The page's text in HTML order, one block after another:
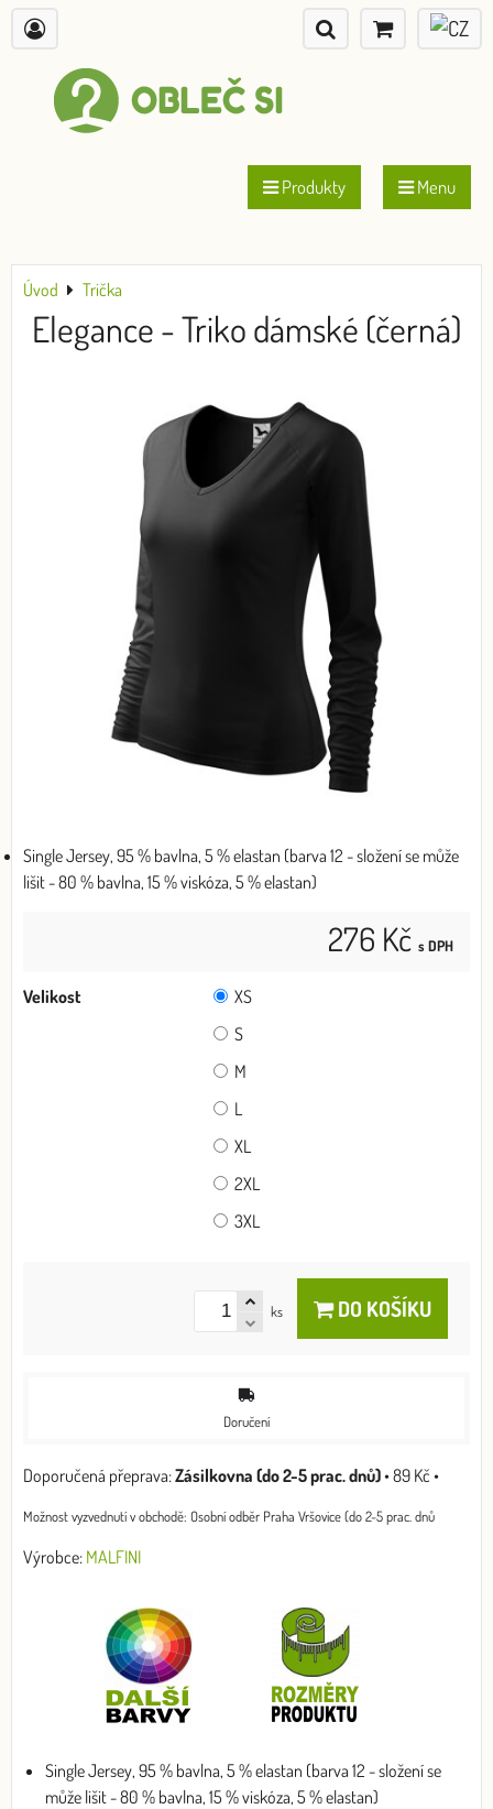
Produkty Menu
Úvod Trička
Elegance - Triko dámské (černá)
Single Jersey, 95 % bavlna, 5 % elastan (barva 12 - složení se může
lišit - 80 % bavlna, 15 % viskóza, 5 % elastan)
276 Kč s DPH
Velikost
XS
S
M
L
XL
2XL
3XL
ks DO KOŠÍKU
Doručení
Zásilkovna (do 2-5 prac. dnů)•89 Kč •
Osobní odběr Praha Vršovice (do 2-5 prac. dnů
Výrobce: MALFINI
Single Jersey, 95 % bavlna, 5 % elastan (barva 12 - složení se
může lišit - 80 % bavlna, 15 % viskóza, 5 % elastan)